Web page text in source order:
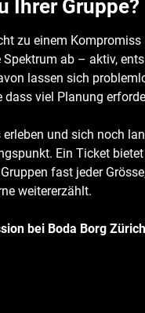
Ihrer Gruppe?
zu einem
ab – aktiv,
lassen sich
viel Planung
und sich noch
Ein Ticket
fast jeder
weitererzählt.
bei Boda Borg
IN